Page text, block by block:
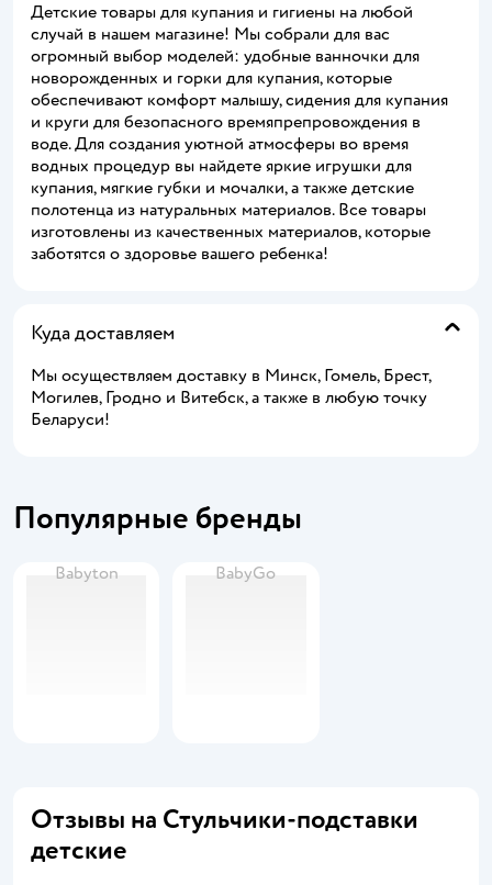
Детские товары для купания и гигиены на любой
случай в нашем магазине! Мы собрали для вас
огромный выбор моделей: удобные ванночки для
новорожденных и горки для купания, которые
обеспечивают комфорт малышу, сидения для купания
и круги для безопасного времяпрепровождения в
воде. Для создания уютной атмосферы во время
водных процедур вы найдете яркие игрушки для
купания, мягкие губки и мочалки, а также детские
полотенца из натуральных материалов. Все товары
изготовлены из качественных материалов, которые
заботятся о здоровье вашего ребенка!
Куда доставляем
Мы осуществляем доставку в Минск, Гомель, Брест,
Могилев, Гродно и Витебск, а также в любую точку
Беларуси!
Популярные бренды
Babyton BabyGo
Отзывы на Стульчики-подставки
детские